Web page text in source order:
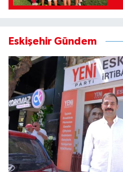
Eskişehir Gündem